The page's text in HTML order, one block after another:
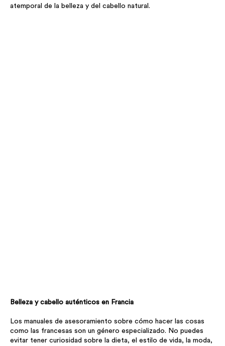
atemporal de la belleza y del cabello natural.
Belleza y cabello auténticos en Francia
Los manuales de asesoramiento sobre cómo hacer las cosas
como las francesas son un género especializado. No puedes
evitar tener curiosidad sobre la dieta, el estilo de vida, la moda,